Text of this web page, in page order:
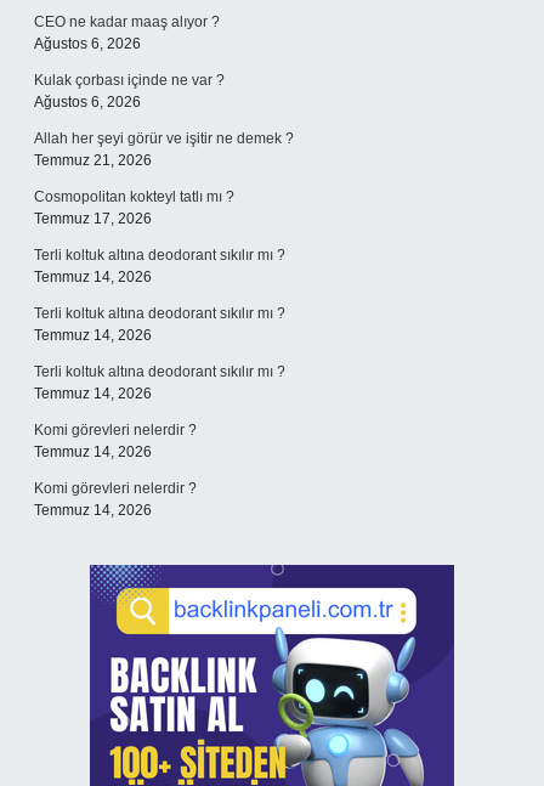
CEO ne kadar maaş alıyor ?
Ağustos 6, 2026
Kulak çorbası içinde ne var ?
Ağustos 6, 2026
Allah her şeyi görür ve işitir ne demek ?
Temmuz 21, 2026
Cosmopolitan kokteyl tatlı mı ?
Temmuz 17, 2026
Terli koltuk altına deodorant sıkılır mı ?
Temmuz 14, 2026
Terli koltuk altına deodorant sıkılır mı ?
Temmuz 14, 2026
Terli koltuk altına deodorant sıkılır mı ?
Temmuz 14, 2026
Komi görevleri nelerdir ?
Temmuz 14, 2026
Komi görevleri nelerdir ?
Temmuz 14, 2026